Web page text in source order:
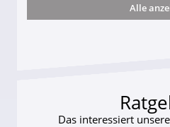
darf Geld behalten!
Alle
Das interessiert